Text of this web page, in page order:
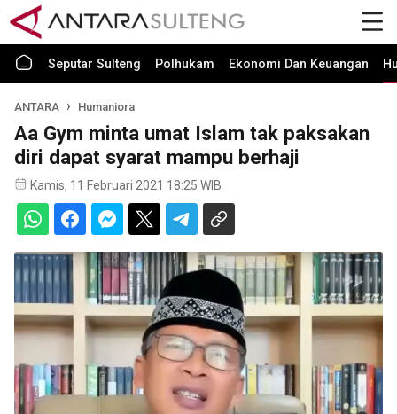
Seputar Sulteng Polhukam Ekonomi Dan Keuangan
ANTARA Humaniora
Aa Gym minta umat Islam tak paksakan
diri dapat syarat mampu berhaji
Kamis, 11 Februari 2021 18:25 WIB